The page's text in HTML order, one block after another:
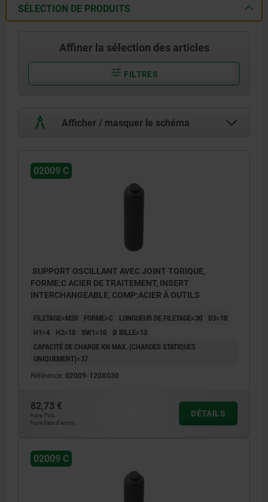
SÉLECTION DE PRODUITS
Affiner la sélection des articles
FILTRES
Afficher / masquer le schéma
02009 C
SUPPORT OSCILLANT AVEC JOINT TORIQUE,
FORME:C ACIER DE TRAITEMENT, INSERT
INTERCHANGEABLE, COMP:ACIER À OUTILS
FILETAGE=M20 FORME=C LONGUEUR DE FILETAGE=30
D3=10
H1=4
H2=10 SW1=10
Ø BILLE=13
CAPACITÉ DE CHARGE KN MAX. (CHARGES STATIQUES
UNIQUEMENT)=37
Référence: 02009-120X030
82,73 €
hors TVA
hors frais d’envoi
DÉTAILS
02009 C